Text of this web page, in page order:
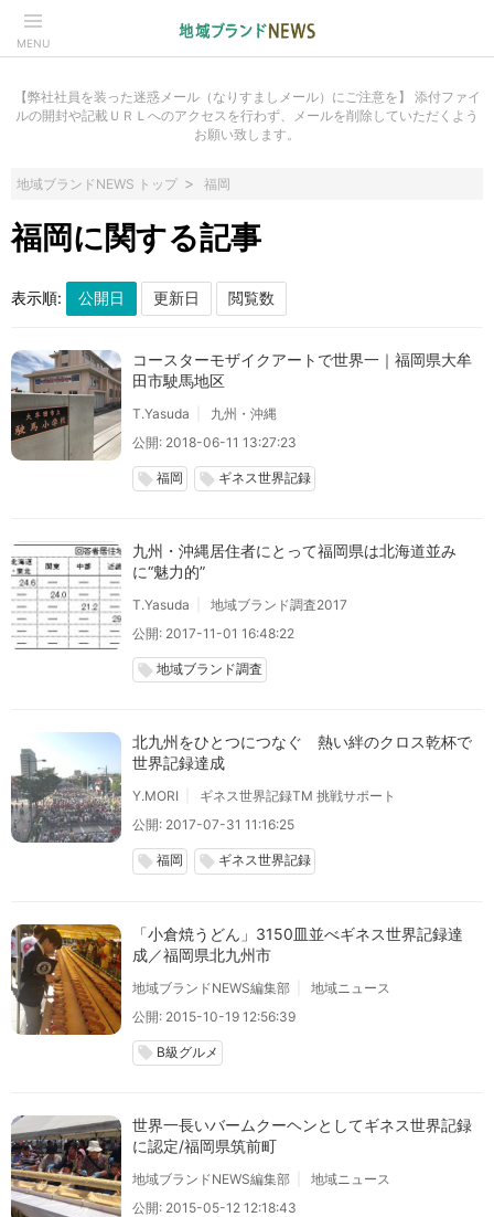
MENU
【弊社社員を装った迷惑メール（なりすましメール）にご注意を】 添付ファイ
ルの開封や記載ＵＲＬへのアクセスを行わず、メールを削除していただくよう
お願い致します。
地域ブランドNEWS トップ 福岡
福岡に関する記事
表示順:
コースターモザイクアートで世界一｜福岡県大牟
田市駛馬地区
T.Yasuda
九州・沖縄
公開: 2018-06-11 13:27:23
local_offer 福岡 local_offer ギネス世界記録
九州・沖縄居住者にとって福岡県は北海道並み
に“魅力的”
T.Yasuda
地域ブランド調査2017
公開: 2017-11-01 16:48:22
local_offer 地域ブランド調査
北九州をひとつにつなぐ 熱い絆のクロス乾杯で
世界記録達成
Y.MORI
ギネス世界記録TM 挑戦サポート
公開: 2017-07-31 11:16:25
local_offer 福岡 local_offer ギネス世界記録
「小倉焼うどん」3150皿並べギネス世界記録達
成／福岡県北九州市
地域ブランドNEWS編集部
地域ニュース
公開: 2015-10-19 12:56:39
local_offer B級グルメ
世界一長いバームクーヘンとしてギネス世界記録
に認定/福岡県筑前町
地域ブランドNEWS編集部
地域ニュース
公開: 2015-05-12 12:18:43